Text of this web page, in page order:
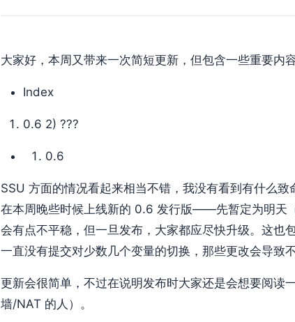
大家好，本周又带来一次简短更新，但包含一些重要内容
Index
0.6 2) ???
0.6
SSU 方面的情况看起来相当不错，我没有看到有什么
在本周晚些时候上线新的 0.6 发行版——先暂定为明天
会有点不平稳，但一旦发布，大家都应尽快升级。这
一直没有提交对少数几个变量的切换，那些更改会导致不
更新会很简单，不过在说明发布时大家还是会想要阅读
墙/NAT 的人）。